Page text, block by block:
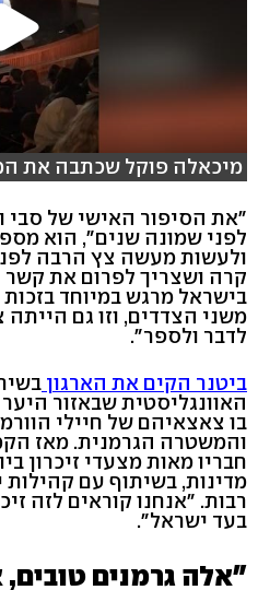
מיכאלה פוקל שכתבה את
"את הסיפור האישי של סבי
לפני שמונה שנים", הוא
ולעשות מעשה צץ הרבה
קרה ושצריך לפרום את
בישראל מרגש במיוחד
משני הצדדים, וזו גם הייתה
לדבר ולספר".
ביטנר הקים את הארגון
האוונגליסטית שבאזור
בו צאצאיהם של חיילי
מדינות, בשיתוף עם קהילות
רבות. "אנחנו קוראים לזה
בעד ישראל".
"אלה גרמנים